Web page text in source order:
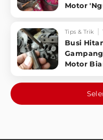
Motor
Tips & Trik
Busi
Motor